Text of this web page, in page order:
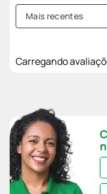
Mais recentes
Carregando